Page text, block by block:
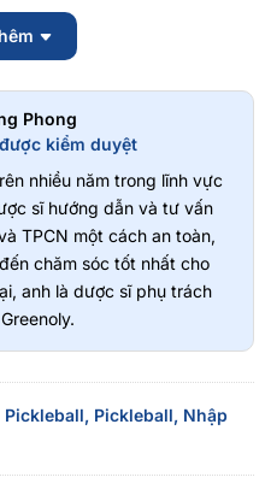
Carbon hỗ trợ spin và điều
Edge hấp thụ chấn động tốt,
bóng tốt nhưng vẫn giữ lực
Phong
kiểm duyệt
nhiều năm trong lĩnh vực
sĩ hướng dẫn và tư vấn
TPCN một cách an toàn,
chăm sóc tốt nhất cho
anh là dược sĩ phụ trách
Pickleball, Pickleball, Nhập